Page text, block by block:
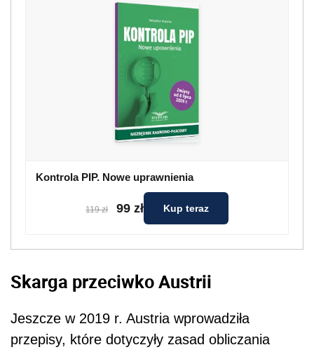
Kontrola PIP. Nowe uprawnienia
119 zł 99 zł Kup teraz
Skarga przeciwko Austrii
Jeszcze w 2019 r. Austria wprowadziła
przepisy, które dotyczyły zasad obliczania